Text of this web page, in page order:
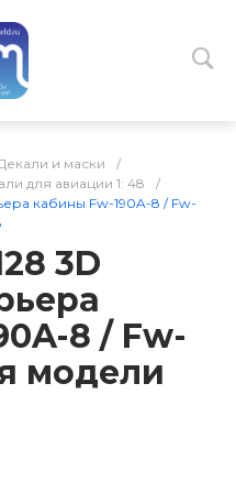
и маски
/
для авиации 1: 48
/
кабины Fw-190A-8 / Fw-
3D
8 / Fw-
модели